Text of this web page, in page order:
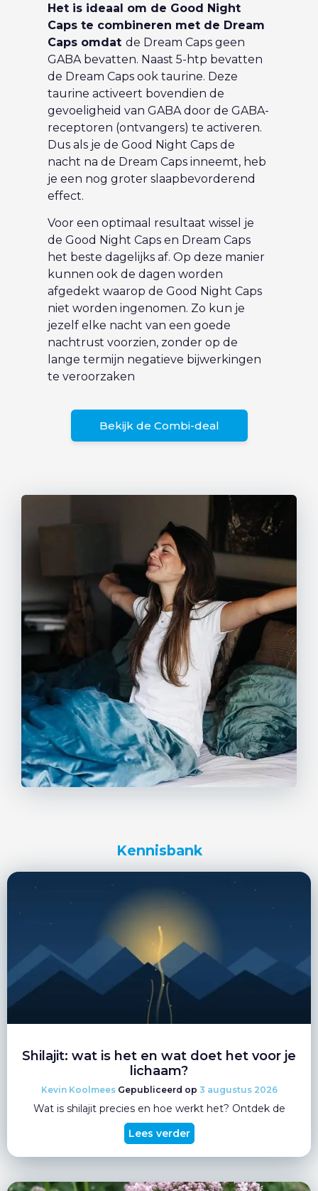
Het is ideaal om de Good Night
Caps te combineren met de Dream
Caps omdat de Dream Caps geen
GABA bevatten. Naast 5-htp bevatten
de Dream Caps ook taurine. Deze
taurine activeert bovendien de
gevoeligheid van GABA door de GABA-
receptoren (ontvangers) te activeren.
Dus als je de Good Night Caps de
nacht na de Dream Caps inneemt, heb
je een nog groter slaapbevorderend
effect.
Voor een optimaal resultaat wissel je
de Good Night Caps en Dream Caps
het beste dagelijks af. Op deze manier
kunnen ook de dagen worden
afgedekt waarop de Good Night Caps
niet worden ingenomen. Zo kun je
jezelf elke nacht van een goede
nachtrust voorzien, zonder op de
lange termijn negatieve bijwerkingen
te veroorzaken
Bekijk de Combi-deal
Kennisbank
Shilajit: wat is het en wat doet het voor je
lichaam?
Kevin Koolmees 3 augustus 2026
Wat is shilajit precies en hoe werkt het? Ontdek de
Lees verder